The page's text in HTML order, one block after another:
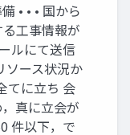
• • • 国から
工事情報が
ルにて送信
ソース状況か
てに立ち 会
真に立会が
件以下，で